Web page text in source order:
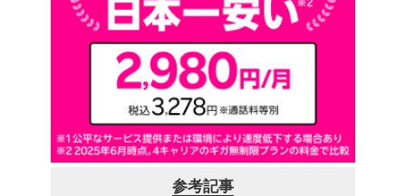
参考記事